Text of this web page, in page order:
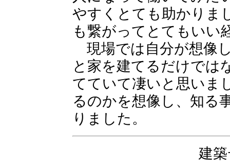
やすくとても助かりま
も繋がってとてもいい
現場では自分が想像
と家を建てるだけでは
てていて凄いと思いま
るのかを想像し、知る
りました。
建